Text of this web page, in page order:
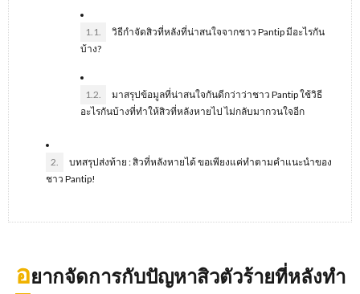
1.1.
วิธีกำจัดสิวที่หลังที่น่าสนใจจากชาว Pantip มีอะไรกัน
บ้าง?
1.2.
มาสรุปข้อมูลที่น่าสนใจกันดีกว่าว่าชาว Pantip ใช้วิธี
อะไรกันบ้างที่ทำให้สิวที่หลังหายไป ไม่กลับมากวนใจอีก
2.
บทสรุปส่งท้าย : สิวที่หลังหายได้ ขอเพียงแค่ทำตามคำแนะนำของ
ชาว Pantip!
อยากจัดการกับปัญหาสิวตัวร้ายที่หลังทำ